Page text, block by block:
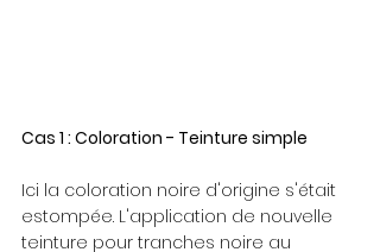
Cas 1 : Coloration - Teinture simple
Ici la coloration noire d'origine s'était
estompée. L'application de nouvelle
teinture pour tranches noire au